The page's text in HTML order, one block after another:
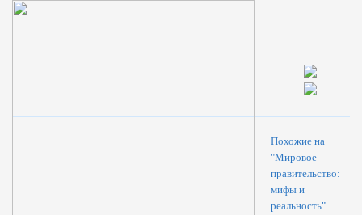
Похожие на
"Мировое
правительство:
мифы и
реальность"